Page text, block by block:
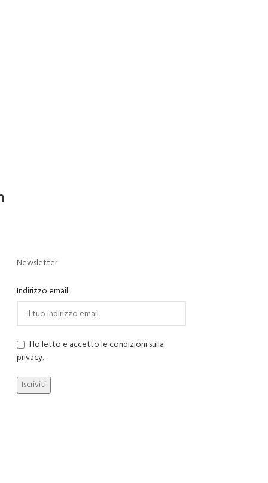
Newsletter
Indirizzo email:
Ho letto e accetto le condizioni sulla
privacy.